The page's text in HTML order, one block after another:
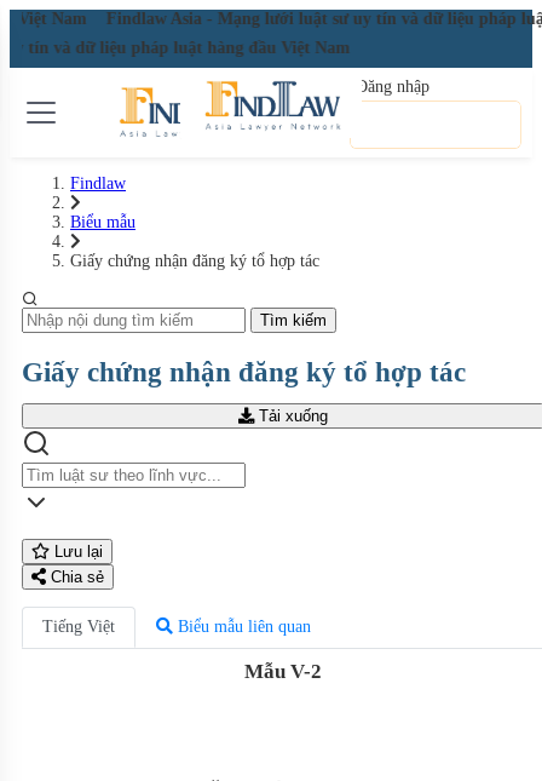
Việt Nam
Findlaw Asia - Mạng lưới luật sư uy tín và dữ liệu pháp
tín và dữ liệu pháp luật hàng đầu Việt Nam
Đăng nhập
Findlaw
Biểu mẫu
Giấy chứng nhận đăng ký tổ hợp tác
Tìm kiếm
Giấy chứng nhận đăng ký tổ hợp tác
Tải xuống
Lưu lại
Chia sẻ
Tiếng Việt Biểu mẫu liên quan
Mẫu V-2